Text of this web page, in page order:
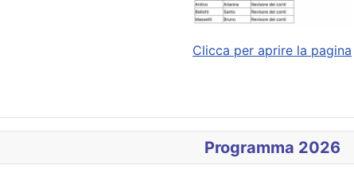
Clicca per aprire la pagina
Programma 2026